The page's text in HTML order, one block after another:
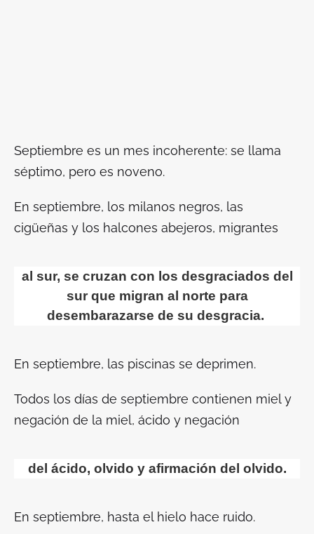
Septiembre es un mes incoherente: se llama
séptimo, pero es noveno.
En septiembre, los milanos negros, las
cigüeñas y los halcones abejeros, migrantes
al sur, se cruzan con los desgraciados del
sur que migran al norte para
desembarazarse de su desgracia.
En septiembre, las piscinas se deprimen.
Todos los días de septiembre contienen miel y
negación de la miel, ácido y negación
del ácido, olvido y afirmación del olvido.
En septiembre, hasta el hielo hace ruido.